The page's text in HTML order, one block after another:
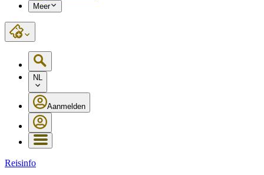
Meer
NL
Aanmelden
Reisinfo